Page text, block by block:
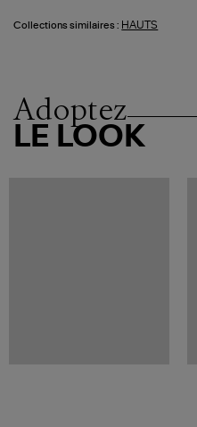
Collections similaires : HAUTS
Adoptez
LE LOOK